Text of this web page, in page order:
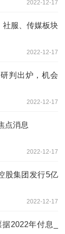
2022-12-17
社服、传媒板块
2022-12-17
判出炉，机会
2022-12-17
点消息
2022-12-17
股集团发行5亿
2022-12-17
2022年付息_